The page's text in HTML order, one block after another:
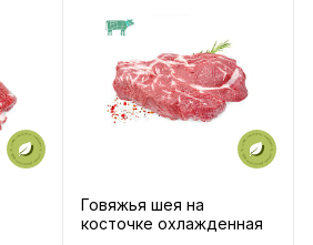
Говяжья шея на
косточке охлажденная